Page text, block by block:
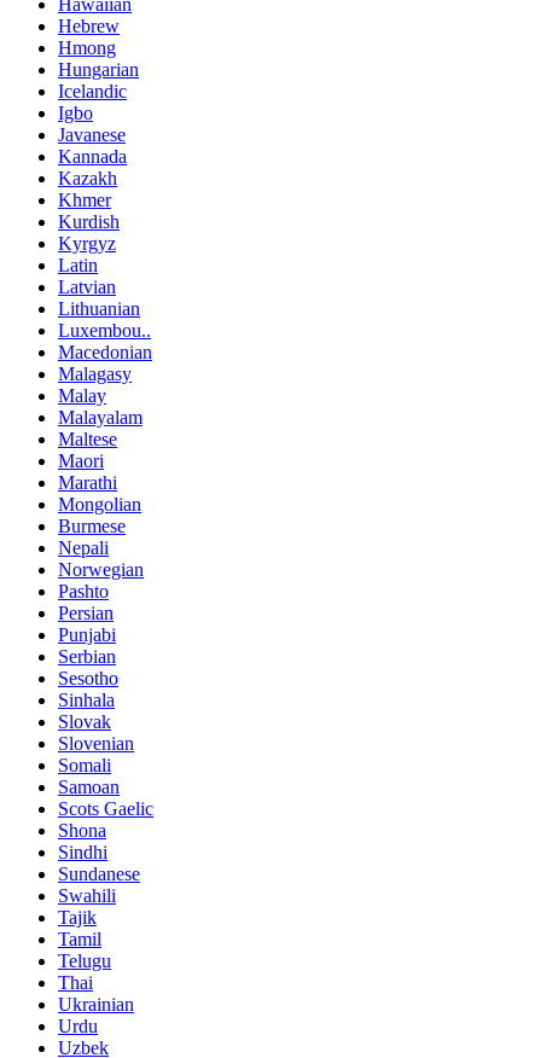
Hawaiian
Hebrew
Hmong
Hungarian
Icelandic
Igbo
Javanese
Kannada
Kazakh
Khmer
Kurdish
Kyrgyz
Latin
Latvian
Lithuanian
Luxembou..
Macedonian
Malagasy
Malay
Malayalam
Maltese
Maori
Marathi
Mongolian
Burmese
Nepali
Norwegian
Pashto
Persian
Punjabi
Serbian
Sesotho
Sinhala
Slovak
Slovenian
Somali
Samoan
Scots Gaelic
Shona
Sindhi
Sundanese
Swahili
Tajik
Tamil
Telugu
Thai
Ukrainian
Urdu
Uzbek